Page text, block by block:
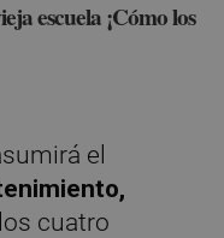
escuela ¡Cómo los
el
cuatro